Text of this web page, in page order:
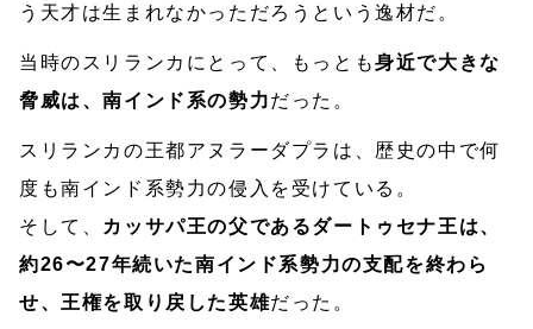
う天才は生まれなかっただろうという逸材だ。
当時のスリランカにとって、もっとも身近で大きな
脅威は、南インド系の勢力だった。
スリランカの王都アヌラーダプラは、歴史の中で何
度も南インド系勢力の侵入を受けている。
そして、 カッサパ王の父であるダートゥセナ王は、
約26〜27年続いた南インド系勢力の支配を終わら
せ、王権を取り戻した英雄だった。